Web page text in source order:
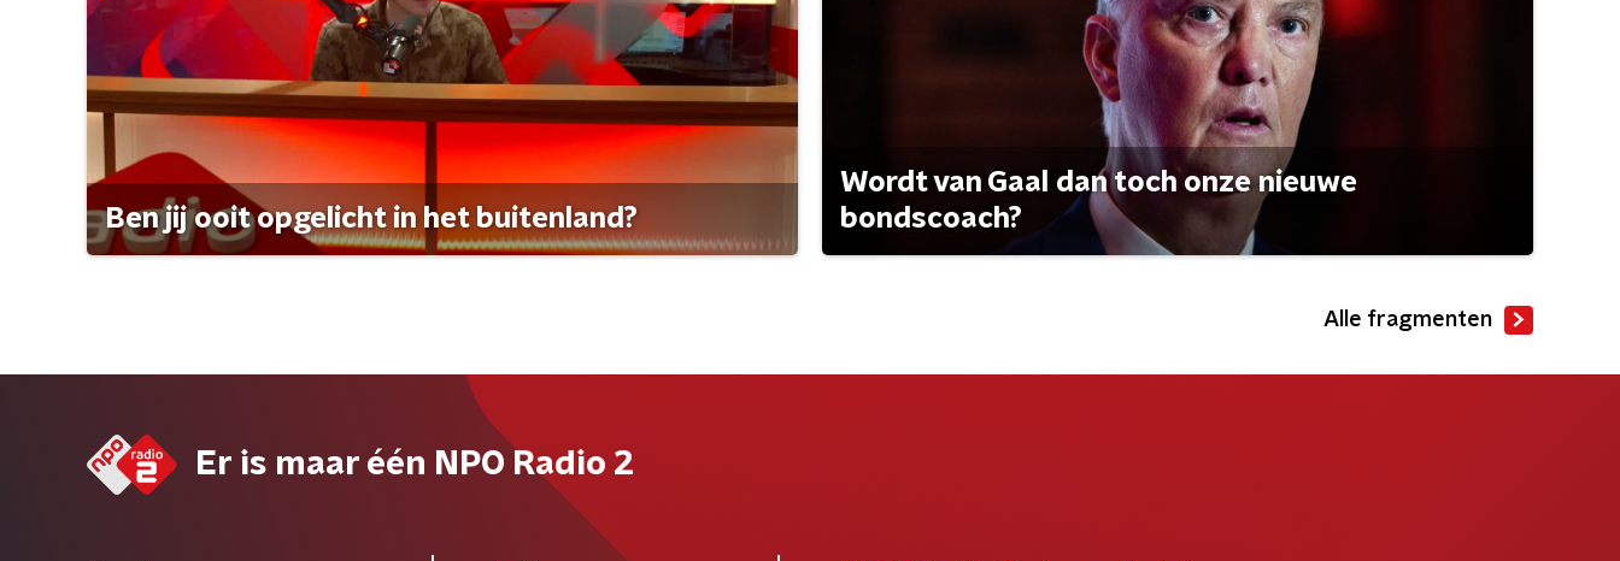
Ben jij ooit opgelicht in het buitenland?
Wordt van Gaal dan toch onze nieuwe
bondscoach?
Alle fragmenten
Er is maar één NPO Radio 2